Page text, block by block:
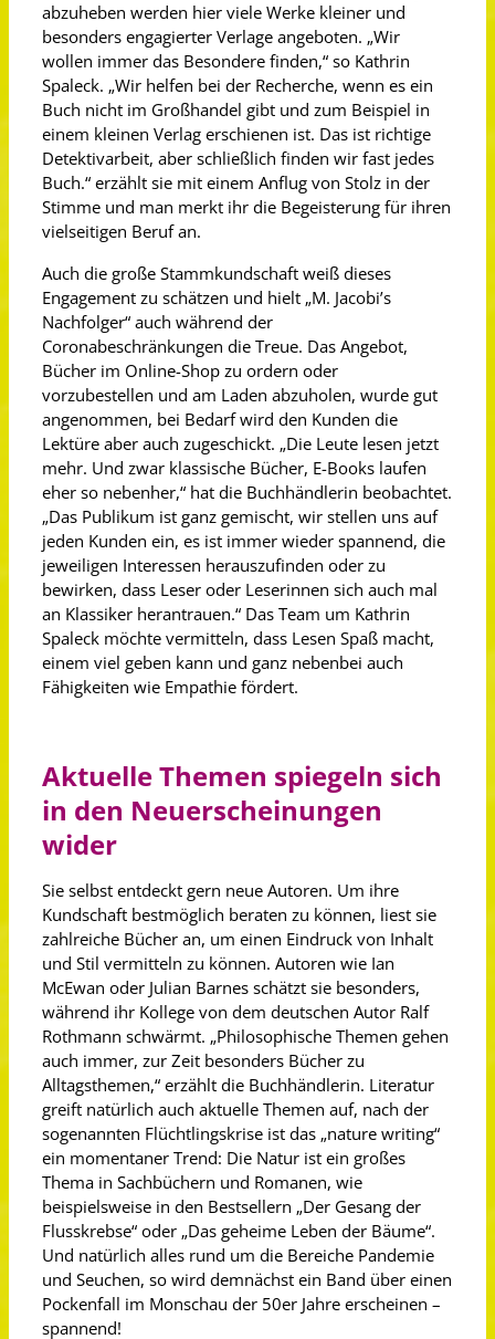
abzuheben werden hier viele Werke kleiner und
besonders engagierter Verlage angeboten. „Wir
wollen immer das Besondere finden,“ so Kathrin
Spaleck. „Wir helfen bei der Recherche, wenn es ein
Buch nicht im Großhandel gibt und zum Beispiel in
einem kleinen Verlag erschienen ist. Das ist richtige
Detektivarbeit, aber schließlich finden wir fast jedes
Buch.“ erzählt sie mit einem Anflug von Stolz in der
Stimme und man merkt ihr die Begeisterung für ihren
vielseitigen Beruf an.
Auch die große Stammkundschaft weiß dieses
Engagement zu schätzen und hielt „M. Jacobi’s
Nachfolger“ auch während der
Coronabeschränkungen die Treue. Das Angebot,
Bücher im Online-Shop zu ordern oder
vorzubestellen und am Laden abzuholen, wurde gut
angenommen, bei Bedarf wird den Kunden die
Lektüre aber auch zugeschickt. „Die Leute lesen jetzt
mehr. Und zwar klassische Bücher, E-Books laufen
eher so nebenher,“ hat die Buchhändlerin beobachtet.
„Das Publikum ist ganz gemischt, wir stellen uns auf
jeden Kunden ein, es ist immer wieder spannend, die
jeweiligen Interessen herauszufinden oder zu
bewirken, dass Leser oder Leserinnen sich auch mal
an Klassiker herantrauen.“ Das Team um Kathrin
Spaleck möchte vermitteln, dass Lesen Spaß macht,
einem viel geben kann und ganz nebenbei auch
Fähigkeiten wie Empathie fördert.
Aktuelle Themen spiegeln sich
in den Neuerscheinungen
wider
Sie selbst entdeckt gern neue Autoren. Um ihre
Kundschaft bestmöglich beraten zu können, liest sie
zahlreiche Bücher an, um einen Eindruck von Inhalt
und Stil vermitteln zu können. Autoren wie Ian
McEwan oder Julian Barnes schätzt sie besonders,
während ihr Kollege von dem deutschen Autor Ralf
Rothmann schwärmt. „Philosophische Themen gehen
auch immer, zur Zeit besonders Bücher zu
Alltagsthemen,“ erzählt die Buchhändlerin. Literatur
greift natürlich auch aktuelle Themen auf, nach der
sogenannten Flüchtlingskrise ist das „nature writing“
ein momentaner Trend: Die Natur ist ein großes
Thema in Sachbüchern und Romanen, wie
beispielsweise in den Bestsellern „Der Gesang der
Flusskrebse“ oder „Das geheime Leben der Bäume“.
Und natürlich alles rund um die Bereiche Pandemie
und Seuchen, so wird demnächst ein Band über einen
Pockenfall im Monschau der 50er Jahre erscheinen –
spannend!